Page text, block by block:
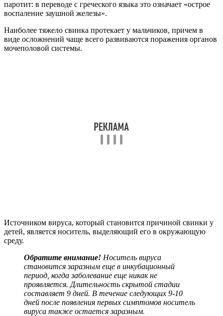
паротит: в переводе с греческого языка это означает «острое
воспаление заушной железы».
Наиболее тяжело свинка протекает у мальчиков, причем в
виде осложнений чаще всего развиваются поражения органов
мочеполовой системы.
Источником вируса, который становится причиной свинки у
детей, является носитель, выделяющий его в окружающую
среду.
Обратите внимание! Носитель вируса
становится заразным еще в инкубационный
период, когда заболевание еще никак не
проявляется. Длительность скрытой стадии
составляет 9 дней. В течение следующих 9-10
дней после появления первых симптомов носитель
вируса также остается заразным.